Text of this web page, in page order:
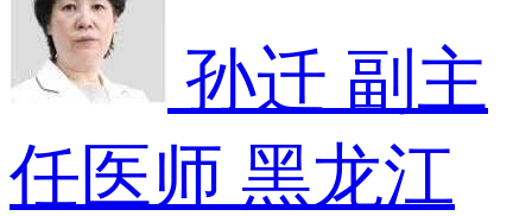
孙迁 副主
任医师 黑龙江